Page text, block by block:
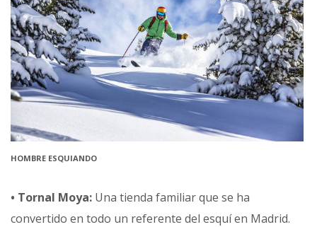
HOMBRE ESQUIANDO
• Tornal Moya: Una tienda familiar que se ha
convertido en todo un referente del esquí en Madrid.